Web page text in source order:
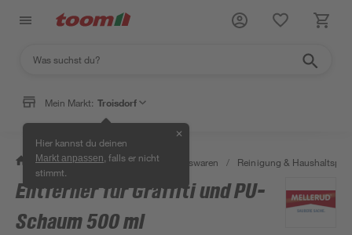
Mein Markt: Troisdorf
Hier kannst du deinen
Markt anpassen , falls er nicht
stimmt.
✕
/ Wohnen & Haushalt / Haushaltswaren / Reinigung &
Entferner für Graffiti und PU-
Schaum 500 ml